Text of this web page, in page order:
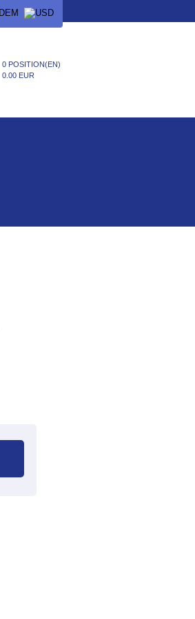
0 POSITION(EN)
0.00 EUR